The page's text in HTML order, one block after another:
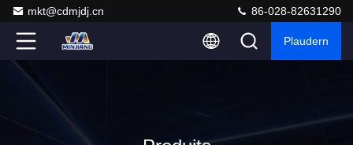
mkt@cdmjdj.cn 86-028-82631290
Plaudern